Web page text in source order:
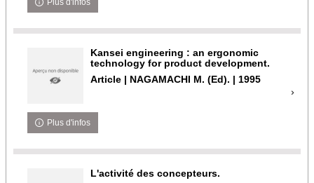
Plus d'infos
Kansei engineering : an ergonomic
technology for product development.
Article | NAGAMACHI M. (Ed). | 1995
Plus d'infos
L'activité des concepteurs.